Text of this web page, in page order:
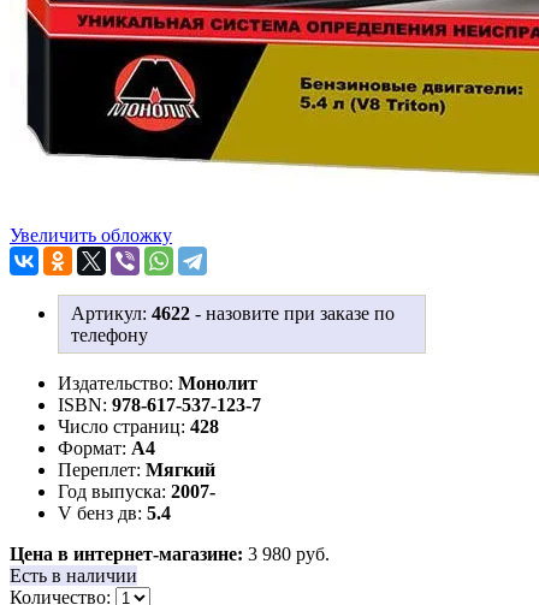
Увеличить обложку
Артикул: 4622 - назовите при заказе по
телефону
Издательство: Монолит
ISBN: 978-617-537-123-7
Число страниц: 428
Формат: А4
Переплет: Мягкий
Год выпуска: 2007-
V бенз дв: 5.4
Цена в интернет-магазине: 3 980 руб.
Есть в наличии
Количество: